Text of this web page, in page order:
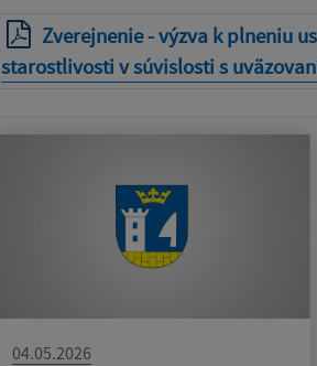
Zverejnenie - výzva k plneniu
starostlivosti v súvislosti s
04.05.2026